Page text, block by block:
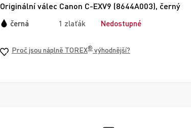
Originální válec Canon C-EXV9 (8644A003), černý
černá 1 zlaťák Nedostupné
Proč jsou náplně TOREX® výhodnější?